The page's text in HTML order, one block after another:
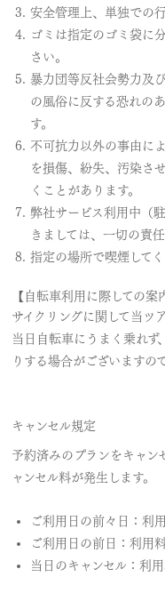
安全管理上、単独での
ゴミは指定のゴミ袋に
さい。
暴力団等反社会勢力及
の風俗に反する恐れの
す。
不可抗力以外の事由に
を損傷、紛失、汚染さ
くことがあります。
弊社サービス利用中（
きましては、一切の責
指定の場所で喫煙してく
【自転車利用に際しての案
サイクリングに関して当ツ
当日自転車にうまく乗れ
りする場合がございますの
キャンセル規定
予約済みのプランをキャン
ャンセル料が発生します。
ご利用日の前々日：利
ご利用日の前日：利用
当日のキャンセル：利